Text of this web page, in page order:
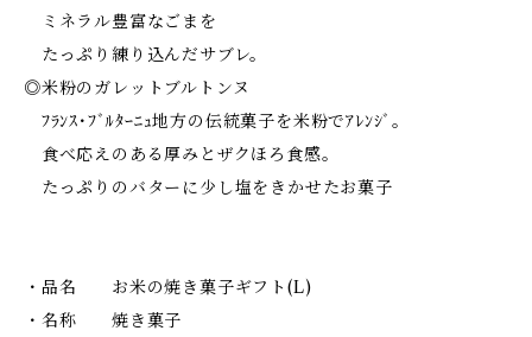
ミネラル豊富なごまを
たっぷり練り込んだサブレ。
◎米粉のガレットブルトンヌ
ﾌﾗﾝｽ･ﾌﾞﾙﾀｰﾆｭ地方の伝統菓子を米粉でｱﾚﾝｼﾞ。
食べ応えのある厚みとザクほろ食感。
たっぷりのバターに少し塩をきかせたお菓子
・品名 お米の焼き菓子ギフト(L)
・名称 焼き菓子